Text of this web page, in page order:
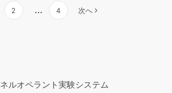
2 … 4 次へ
ルオペラント実験システム